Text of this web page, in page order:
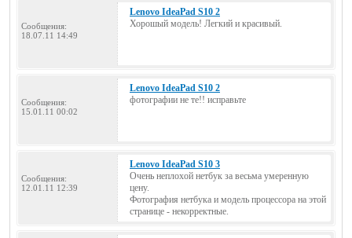
Сообщения:
18.07.11 14:49
Lenovo IdeaPad S10 2
Хорошый модель! Легкий и красивый.
Сообщения:
15.01.11 00:02
Lenovo IdeaPad S10 2
фотографии не те!! исправьте
Сообщения:
12.01.11 12:39
Lenovo IdeaPad S10 3
Очень неплохой нетбук за весьма умеренную
цену.
Фотография нетбука и модель процессора на этой
странице - некорректные.